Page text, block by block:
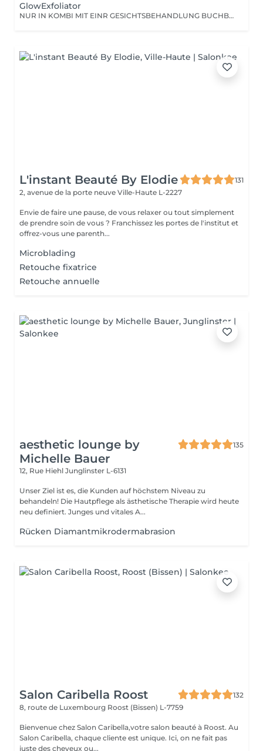
GlowExfoliator
NUR IN KOMBI MIT EINR GESICHTSBEHANDLUNG BUCHBAR! Sanfte, kontrollierte Microdermabrasion. Entfernt verhornte Zellen für ein gleichmäßiges Hautbild.
L'instant Beauté By Elodie
131
2, avenue de la porte neuve Ville-Haute L-2227
Envie de faire une pause, de vous relaxer ou tout simplement
de prendre soin de vous ? Franchissez les portes de l'institut et
offrez-vous une parenth...
Microblading
Retouche fixatrice
Retouche annuelle
aesthetic lounge by
Michelle Bauer
135
12, Rue Hiehl Junglinster L-6131
Unser Ziel ist es, die Kunden auf höchstem Niveau zu
behandeln! Die Hautpflege als ästhetische Therapie wird heute
neu definiert. Junges und vitales A...
Rücken Diamantmikrodermabrasion
Salon Caribella Roost
132
8, route de Luxembourg Roost (Bissen) L-7759
Bienvenue chez Salon Caribella,votre salon beauté à Roost. Au
Salon Caribella, chaque cliente est unique. Ici, on ne fait pas
juste des cheveux ou...